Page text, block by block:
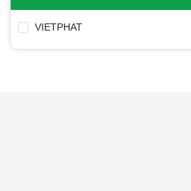
VIETPHAT